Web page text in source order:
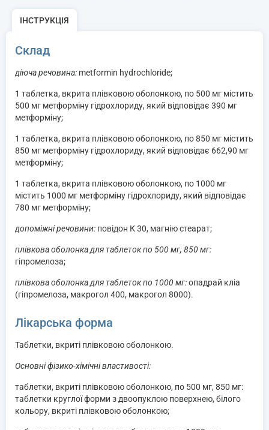
ІНСТРУКЦІЯ
Склад
діюча речовина: metformin hydrochloride;
1 таблетка, вкрита плівковою оболонкою, по 500 мг містить
500 мг метформіну гідрохлориду, який відповідає 390 мг
метформіну;
1 таблетка, вкрита плівковою оболонкою, по 850 мг містить
850 мг метформіну гідрохлориду, який відповідає 662,90 мг
метформіну;
1 таблетка, вкрита плівковою оболонкою, по 1000 мг
містить 1000 мг метформіну гідрохлориду, який відповідає
780 мг метформіну;
допоміжні речовини: повідон К 30, магнію стеарат;
плівкова оболонка для таблеток по 500 мг, 850 мг:
гіпромелоза;
плівкова оболонка для таблеток по 1000 мг:опадрай кліа
(гіпромелоза, макрогол 400, макрогол 8000).
Лікарська форма
Таблетки, вкриті плівковою оболонкою.
Основні фізико-хімічні властивості:
таблетки, вкриті плівковою оболонкою, по 500 мг, 850 мг:
таблетки круглої форми з двоопуклою поверхнею, білого
кольору, вкриті плівковою оболонкою;